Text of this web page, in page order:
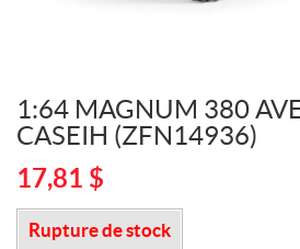
1:64 MAGNUM 380
CASEIH (ZFN14936)
17,81 $
Rupture de stock